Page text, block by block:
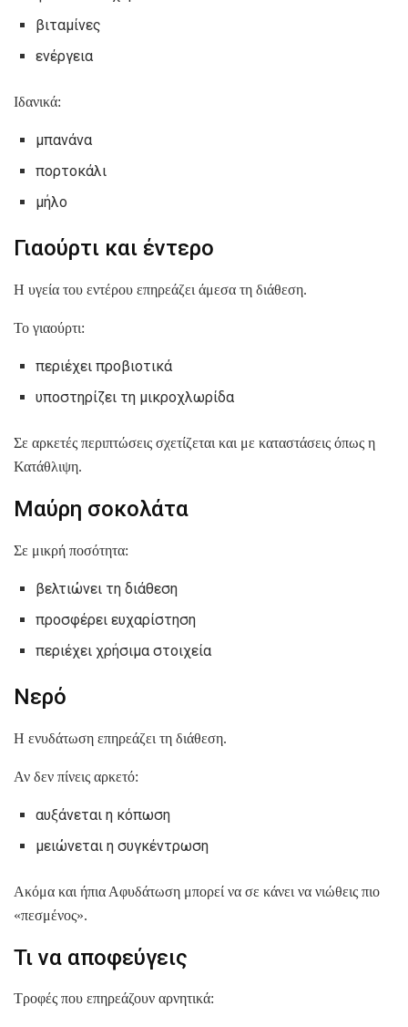
βιταμίνες
ενέργεια
Ιδανικά:
μπανάνα
πορτοκάλι
μήλο
Γιαούρτι και έντερο
Η υγεία του εντέρου επηρεάζει άμεσα τη διάθεση.
Το γιαούρτι:
περιέχει προβιοτικά
υποστηρίζει τη μικροχλωρίδα
Σε αρκετές περιπτώσεις σχετίζεται και με καταστάσεις όπως η
Κατάθλιψη.
Μαύρη σοκολάτα
Σε μικρή ποσότητα:
βελτιώνει τη διάθεση
προσφέρει ευχαρίστηση
περιέχει χρήσιμα στοιχεία
Νερό
Η ενυδάτωση επηρεάζει τη διάθεση.
Αν δεν πίνεις αρκετό:
αυξάνεται η κόπωση
μειώνεται η συγκέντρωση
Ακόμα και ήπια Αφυδάτωση μπορεί να σε κάνει να νιώθεις πιο
«πεσμένος».
Τι να αποφεύγεις
Τροφές που επηρεάζουν αρνητικά: